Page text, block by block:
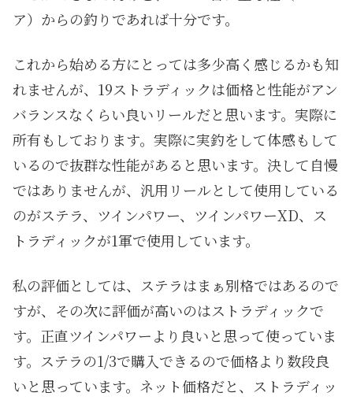
ア）からの釣りであれば十分です。
これから始める方にとっては多少高く感じるかも知
れませんが、19ストラディックは価格と性能がアン
バランスなくらい良いリールだと思います。実際に
所有もしております。実際に実釣をして体感もして
いるので抜群な性能があると思います。決して自慢
ではありませんが、汎用リールとして使用している
のがステラ、ツインパワー、ツインパワーXD、ス
トラディックが1軍で使用しています。
私の評価としては、ステラはまぁ別格ではあるので
すが、その次に評価が高いのはストラディックで
す。正直ツインパワーより良いと思って使っていま
す。ステラの1/3で購入できるので価格より数段良
いと思っています。ネット価格だと、ストラディッ